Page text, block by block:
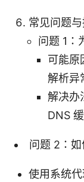
常见问题
问题 1：
可能原
解析异
解决办
DNS
问题 2：
使用系统